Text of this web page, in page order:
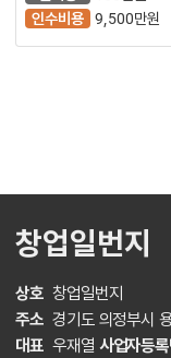
인수비용 9,500만원
창업일번지
상호 창업일번지
주소 경기도 의정부시
대표 우재열 사업자등